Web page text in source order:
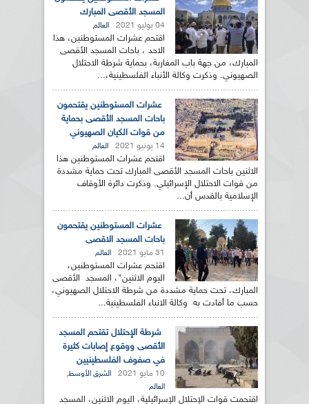
المسجد الأقصى المبارك
04 يوليو 2021 العالم
اقتحم عشرات المستوطنين، هذا
الاحد ، باحات المسجد الأقصى
المبارك، من جهة باب المغاربة، بحماية شرطة الاحتلال
الصهيوني. وذكرت وكالة الأنباء الفلسطينية،...
عشرات المستوطنين يقتحمون
باحات المسجد الأقصى بحماية
من قوات الكيان الصهيوني
14 يونيو 2021 العالم
اقتحم عشرات المستوطنين هذا
الاثنين باحات المسجد الأقصى المبارك تحت حماية مشددة
من قوات الاحتلال الإسرائيلي. وذكرت دائرة الأوقاف
الإسلامية بالقدس أن...
عشرات المستوطنين يقتحمون
باحات المسجد الاقصى
31 مايو 2021 العالم
اقتحم عشرات المستوطنين،
اليوم الاثنين"، المسجد الأقصى
المبارك، تحت حماية مشددة من شرطة الاحتلال الصهيوني،
حسب ما أفادت به وكالة الانباء الفلسطينية...
شرطة الإحتلال تقتحم المسجد
الأقصى ووقوع إصابات كثيرة
في صفوف الفلسطينيين
10 مايو 2021 الشرق الأوسط,
العالم
اقتحمت قوات الإحتلال الإسرائيلية، اليوم الاثنين، المسجد